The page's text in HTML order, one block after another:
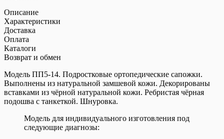
Описание
Характеристики
Доставка
Оплата
Каталоги
Возврат и обмен
Модель ПП5-14. Подростковые ортопедические сапожки.
Выполнены из натуральной замшевой кожи. Декорированы
вставками из чёрной натуральной кожи. Ребристая чёрная
подошва с танкеткой. Шнуровка.
Модель для индивидуального изготовления под
следующие диагнозы: